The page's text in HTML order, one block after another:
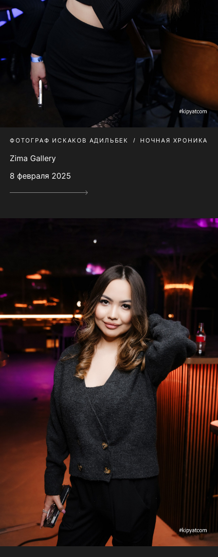
ФОТОГРАФ ИСКАКОВ АДИЛЬБЕК НОЧНАЯ ХРОНИКА
Zima Gallery
8 февраля 2025